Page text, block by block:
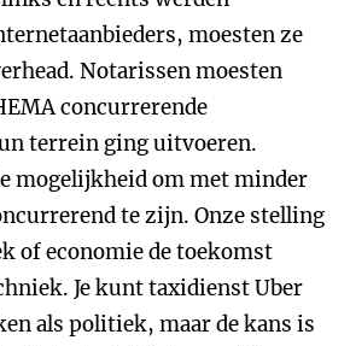
moesten ze
Notarissen moesten
concurrerende
terrein ging uitvoeren.
mogelijkheid om met minder
te zijn. Onze stelling
of economie de toekomst
Je kunt taxidienst Uber
als politiek, maar de kans is